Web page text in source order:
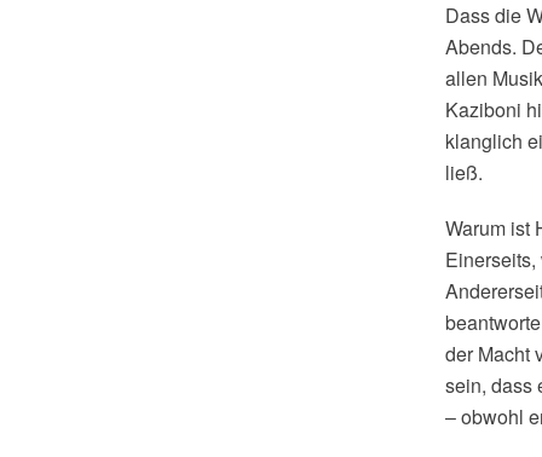
Dass die
Abends.
allen
Kaziboni
klanglich
ließ.
Warum ist
der Macht
sein, dass
– obwohl